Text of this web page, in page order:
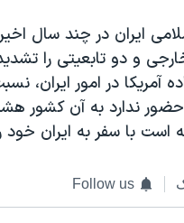
ایران در چند سال
و دو تابعیتی را
آمریکا در امور ایران،
حضور ندارد به آن کشور
است با سفر به ایران خود
Follow us